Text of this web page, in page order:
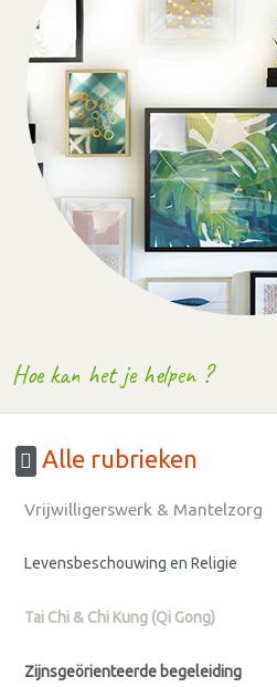
Hoe kan het je helpen ?
Alle rubrieken
Vrijwilligerswerk & Mantelzorg
Levensbeschouwing en Religie
Tai Chi & Chi Kung (Qi Gong)
Zijnsgeörienteerde begeleiding